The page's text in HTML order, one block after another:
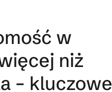
w
niż
– kluczowe